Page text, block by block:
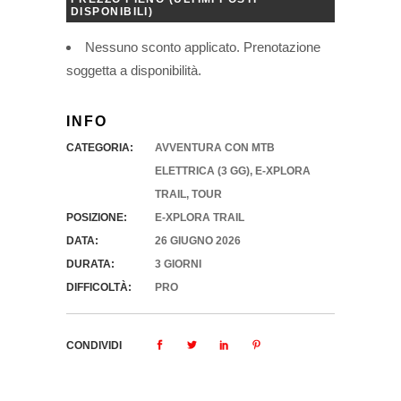
DISPONIBILI)
Nessuno sconto applicato. Prenotazione
soggetta a disponibilità.
INFO
CATEGORIA:
AVVENTURA CON MTB
ELETTRICA (3 GG), E-XPLORA
TRAIL, TOUR
POSIZIONE:
E-XPLORA TRAIL
DATA:
26 GIUGNO 2026
DURATA:
3 GIORNI
DIFFICOLTÀ:
PRO
CONDIVIDI